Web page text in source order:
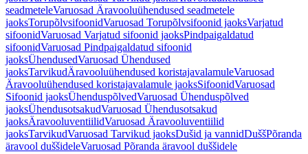
seadmeteleVaruosad Äravooluühendused seadmetele
jaoksTorupõlvsifoonidVaruosad Torupõlvsifoonid jaoksVarjatud
sifoonidVaruosad Varjatud sifoonid jaoksPindpaigaldatud
sifoonidVaruosad Pindpaigaldatud sifoonid
jaoksÜhendusedVaruosad Ühendused
jaoksTarvikudÄravooluühendused koristajavalamuleVaruosad
Äravooluühendused koristajavalamule jaoksSifoonidVaruosad
Sifoonid jaoksÜhenduspõlvedVaruosad Ühenduspõlved
jaoksÜhendusotsakudVaruosad Ühendusotsakud
jaoksÄravooluventiilidVaruosad Äravooluventiilid
jaoksTarvikudVaruosad Tarvikud jaoksDušid ja vannidDuššPõranda
äravool duššideleVaruosad Põranda äravool duššidele